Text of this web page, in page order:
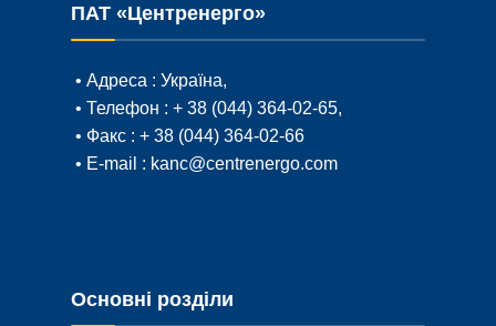
ПАТ «Центренерго»
• Адреса : Україна,
• Телефон : + 38 (044) 364-02-65,
• Факс : + 38 (044) 364-02-66
• E-mail : kanc@centrenergo.com
Основні розділи